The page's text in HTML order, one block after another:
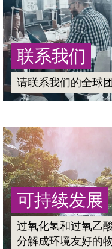
联系我们
请联系我们的全球
可持续发展
过氧化氢和过氧乙
分解成环境友好的